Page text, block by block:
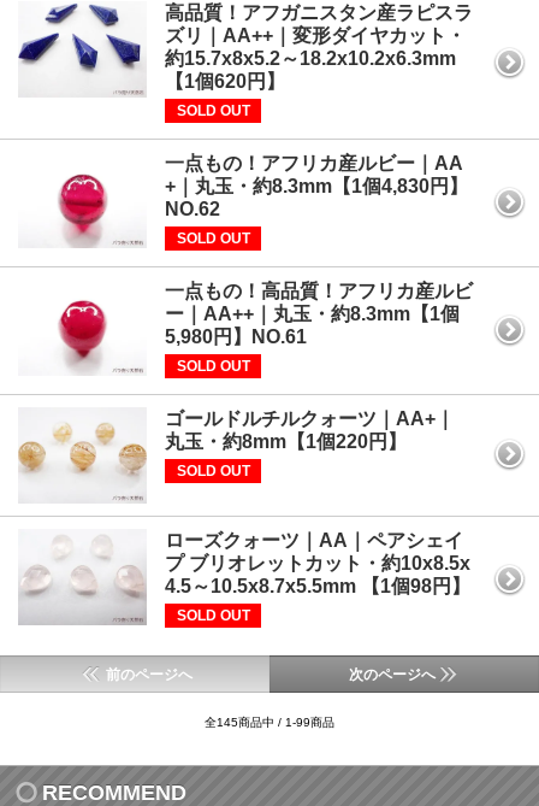
高品質！アフガニスタン産ラピスラ
ズリ｜AA++｜変形ダイヤカット・
約15.7x8x5.2～18.2x10.2x6.3mm
【1個620円】
SOLD OUT
一点もの！アフリカ産ルビー｜AA
+｜丸玉・約8.3mm【1個4,830円】
NO.62
SOLD OUT
一点もの！高品質！アフリカ産ルビ
ー｜AA++｜丸玉・約8.3mm【1個
5,980円】NO.61
SOLD OUT
ゴールドルチルクォーツ｜AA+｜
丸玉・約8mm【1個220円】
SOLD OUT
ローズクォーツ｜AA｜ペアシェイ
プ ブリオレットカット・約10x8.5x
4.5～10.5x8.7x5.5mm 【1個98円】
SOLD OUT
前のページへ 次のページへ
全145商品中 / 1-99商品
RECOMMEND